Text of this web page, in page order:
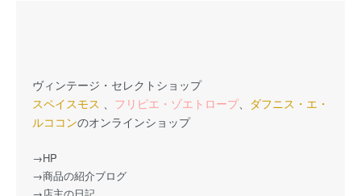
ヴィンテージ・セレクトショップ
スペイスモス 、 フリピエ・ゾエトロープ、 ダフニス・エ・
ルココンのオンラインショップ
→HP
→商品の紹介ブログ